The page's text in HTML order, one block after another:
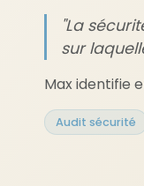
"La
sur
Max identifie
Audit sécurité